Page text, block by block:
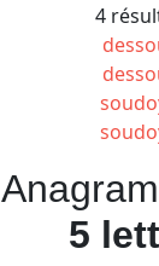
4
5